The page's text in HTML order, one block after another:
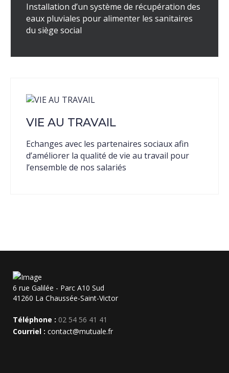
Installation d’un système de récupération des
eaux pluviales pour alimenter les sanitaires
du siège social
VIE AU TRAVAIL
Echanges avec les partenaires sociaux afin
d’améliorer la qualité de vie au travail pour
l’ensemble de nos salariés
6 rue Galilée - Parc A10 Sud
41260 La Chaussée-Saint-Victor
Téléphone : 02 54 56 41 41
Courriel : contact@mutuale.fr